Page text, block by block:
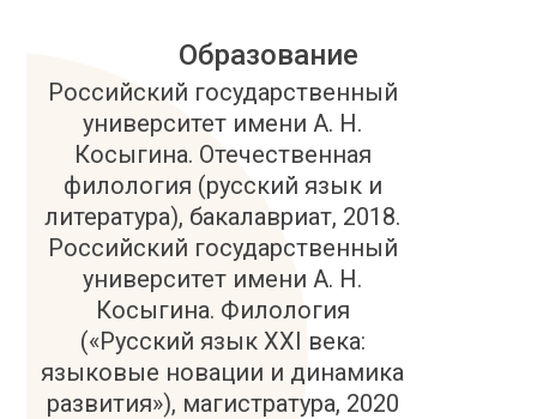
Образование
Российский государственный
университет имени А. Н.
Косыгина. Отечественная
филология (русский язык и
литература), бакалавриат, 2018.
Российский государственный
университет имени А. Н.
Косыгина. Филология
(«Русский язык ХХI века:
языковые новации и динамика
развития»), магистратура, 2020